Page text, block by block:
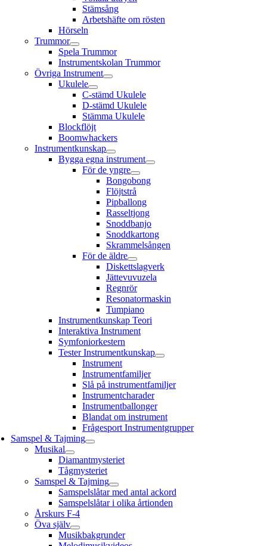
Stämsång
Arbetshäfte om rösten
Hörseln
Trummor
Spela Trummor
Instrumentskolan Trummor
Övriga Instrument
Ukulele
C-stämd Ukulele
D-stämd Ukulele
Stämma Ukulele
Blockflöjt
Boomwhackers
Instrumentkunskap
Bygga egna instrument
För de yngre
Bongobong
Flöjtstrå
Pipballong
Rasseltjong
Snoddbanjo
Snoddkartong
Skrammelsången
För de äldre
Diskettslagverk
Jättevuvuzela
Regnrör
Resonatormaskin
Tumpiano
Instrumentkunskap Teori
Interaktiva Instrument
Symfoniorkestern
Tester Instrumentkunskap
Instrument
Instrumentfamiljer
Slå på instrumentfamiljer
Instrumentcharader
Instrumentballonger
Blandat om instrument
Frågesport Instrumentgrupper
Samspel & Tajming
Musikal
Diamantmysteriet
Tågmysteriet
Samspel & Tajming
Samspelslåtar med antal ackord
Samspelslåtar i olika årtionden
Årskurs F-4
Öva själv
Musikbakgrunder